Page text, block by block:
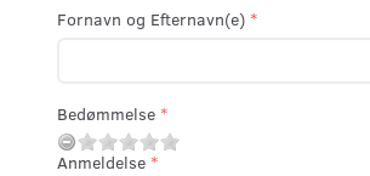
Fornavn og Efternavn(e)
Bedømmelse
Anmeldelse